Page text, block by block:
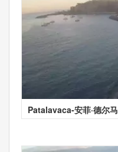
Patalavaca-安菲·德尔马